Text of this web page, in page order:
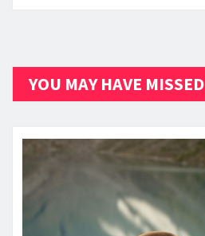
YOU MAY HAVE MISSED